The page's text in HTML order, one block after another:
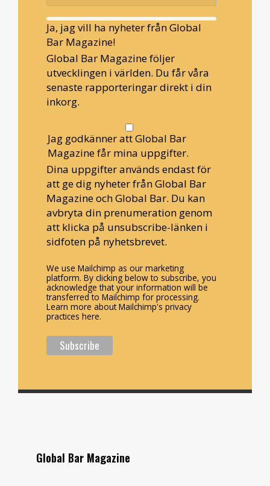
Ja, jag vill ha nyheter från Global
Bar Magazine!
Global Bar Magazine följer
utvecklingen i världen. Du får våra
senaste rapporteringar direkt i din
inkorg.
Jag godkänner att Global Bar
Magazine får mina uppgifter.
Dina uppgifter används endast för
att ge dig nyheter från Global Bar
Magazine och Global Bar. Du kan
avbryta din prenumeration genom
att klicka på unsubscribe-länken i
sidfoten på nyhetsbrevet.
We use Mailchimp as our marketing
platform. By clicking below to subscribe, you
acknowledge that your information will be
transferred to Mailchimp for processing.
Learn more about Mailchimp's privacy
practices here.
Global Bar Magazine